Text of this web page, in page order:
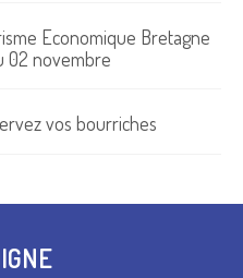
Economique Bretagne
02 novembre
vos bourriches